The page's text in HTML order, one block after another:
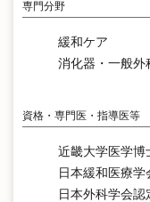
専門分野
緩和ケア
消化器・一般外
資格・専門医・指導医等
近畿大学医学博
日本緩和医療
日本外科学会認